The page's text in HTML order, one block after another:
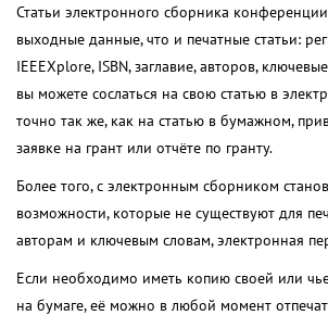
Статьи электронного сборника
выходные данные, что и печатные статьи:
IEEEXplore, ISBN, заглавие, авторов,
вы можете сослаться на свою статью в
точно так же, как на статью в бумажном,
заявке на грант или отчёте по гранту.
Более того, с электронным сборником
возможности, которые не существуют для
авторам и ключевым словам, электронная
Если необходимо иметь копию своей или
на бумаге, её можно в любой момент